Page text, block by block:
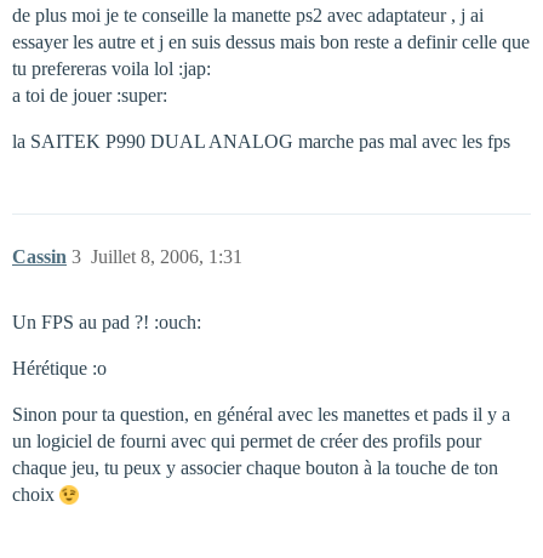
de plus moi je te conseille la manette ps2 avec adaptateur , j ai
essayer les autre et j en suis dessus mais bon reste a definir celle que
tu prefereras voila lol :jap:
a toi de jouer :super:
la SAITEK P990 DUAL ANALOG marche pas mal avec les fps
Cassin Juillet 8, 2006, 1:31
3
Un FPS au pad ?! :ouch:
Hérétique :o
Sinon pour ta question, en général avec les manettes et pads il y a
un logiciel de fourni avec qui permet de créer des profils pour
chaque jeu, tu peux y associer chaque bouton à la touche de ton
choix